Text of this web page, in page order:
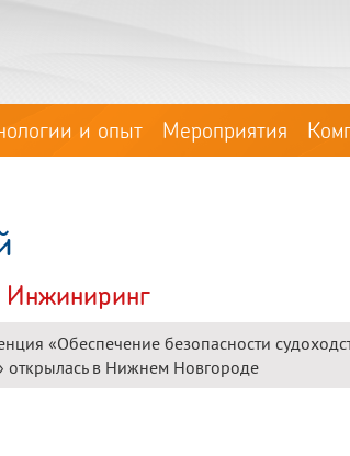
и опыт Мероприятия
«Обеспечение безопасности
в Нижнем Новгороде